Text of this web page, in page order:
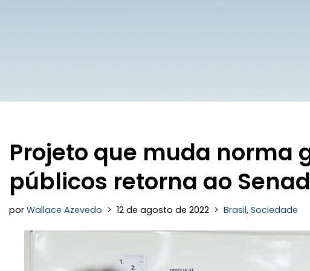
Projeto que muda norma
públicos retorna ao
por Wallace Azevedo 12 de agosto de 2022 Brasil, Sociedade